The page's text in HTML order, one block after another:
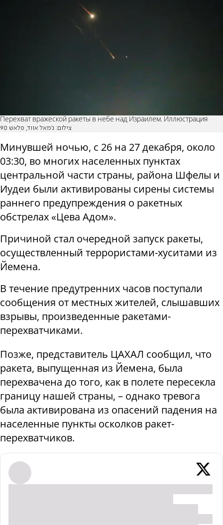
Перехват вражеской ракеты в небе над Израилем. Иллюстрация
צילום: ג'מאל אווד, פלאש 90
Минувшей ночью, с 26 на 27 декабря, около
03:30, во многих населенных пунктах
центральной части страны, района Шфелы и
Иудеи были активированы сирены системы
раннего предупреждения о ракетных
обстрелах «Цева Адом».
Причиной стал очередной запуск ракеты,
осуществленный террористами-хуситами из
Йемена.
В течение предутренних часов поступали
сообщения от местных жителей, слышавших
взрывы, произведенные ракетами-
перехватчиками.
Позже, представитель ЦАХАЛ сообщил, что
ракета, выпущенная из Йемена, была
перехвачена до того, как в полете пересекла
границу нашей страны, – однако тревога
была активирована из опасений падения на
населенные пункты осколков ракет-
перехватчиков.